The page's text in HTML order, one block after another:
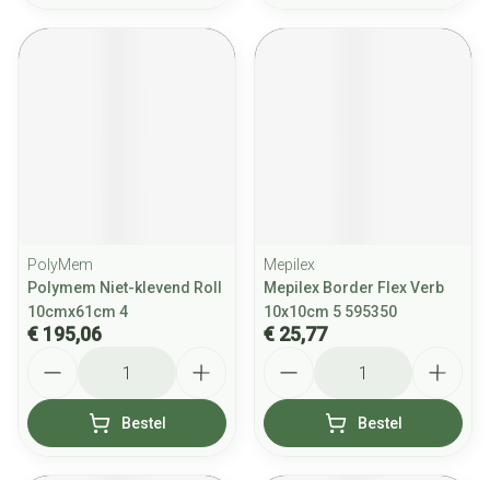
PolyMem
Polymem Niet-klevend Roll
10cmx61cm 4
€ 195,06
Bestel
Mepilex
Mepilex Border Flex Verb
10x10cm 5 595350
€ 25,77
Bestel